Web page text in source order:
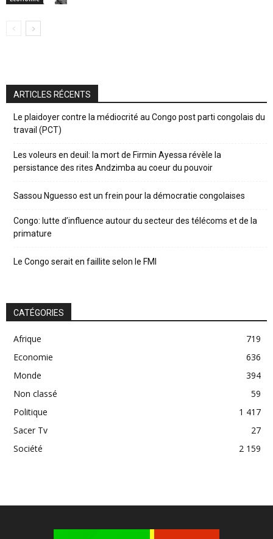
ARTICLES RÉCENTS
Le plaidoyer contre la médiocrité au Congo post parti congolais du
travail (PCT)
Les voleurs en deuil: la mort de Firmin Ayessa révèle la
persistance des rites Andzimba au coeur du pouvoir
Sassou Nguesso est un frein pour la démocratie congolaises
Congo: lutte d’influence autour du secteur des télécoms et de la
primature
Le Congo serait en faillite selon le FMI
CATÉGORIES
Afrique
719
Economie
636
Monde
394
Non classé
59
Politique
1 417
Sacer Tv
27
Société
2 159